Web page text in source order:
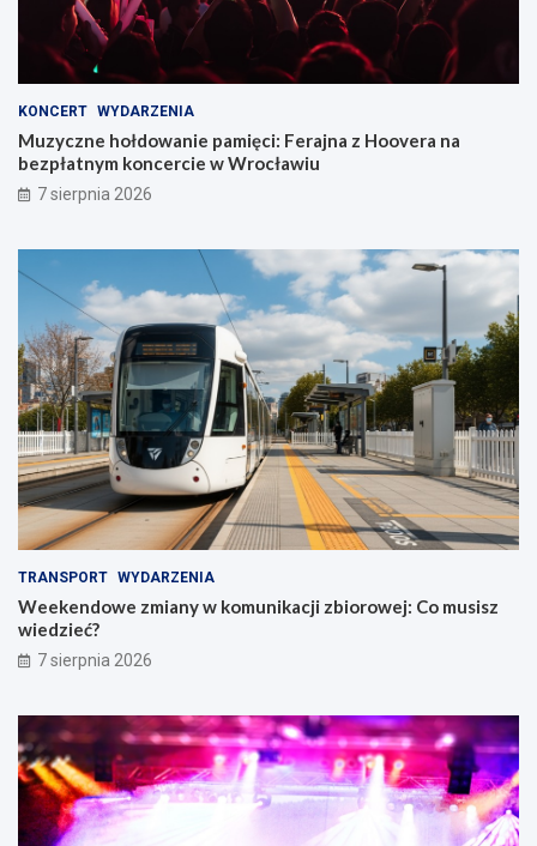
KONCERT WYDARZENIA
Muzyczne hołdowanie pamięci: Ferajna z Hoovera na
bezpłatnym koncercie w Wrocławiu
7 sierpnia 2026
TRANSPORT WYDARZENIA
Weekendowe zmiany w komunikacji zbiorowej: Co musisz
wiedzieć?
7 sierpnia 2026